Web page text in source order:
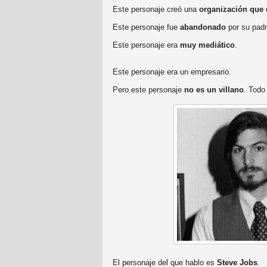
Este personaje creó una organización que
Este personaje fue abandonado por su
Este personaje eramuy mediático.
Este personaje era un empresario.
Pero este personaje no es un villano.
El personaje del que hablo es Steve Jobs.